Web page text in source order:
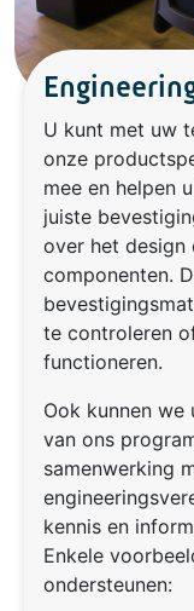
U kunt met uw
onze
mee en helpen
juiste
over het design
componenten.
te controleren
functioneren.
Ook kunnen
van ons
samenwerking
kennis en
Enkele
ondersteunen: